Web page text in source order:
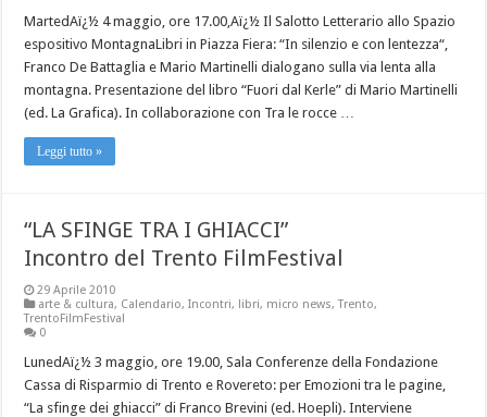
MartedAï¿½ 4 maggio, ore 17.00,Aï¿½ Il Salotto Letterario allo Spazio
espositivo MontagnaLibri in Piazza Fiera: “In silenzio e con lentezza“,
Franco De Battaglia e Mario Martinelli dialogano sulla via lenta alla
montagna. Presentazione del libro “Fuori dal Kerle” di Mario Martinelli
(ed. La Grafica). In collaborazione con Tra le rocce …
Leggi tutto »
“LA SFINGE TRA I GHIACCI”
Incontro del Trento FilmFestival
29 Aprile 2010
arte & cultura, Calendario,Incontri, libri, micro news,Trento,
TrentoFilmFestival
0
LunedAï¿½ 3 maggio, ore 19.00, Sala Conferenze della Fondazione
Cassa di Risparmio di Trento e Rovereto: per Emozioni tra le pagine,
“La sfinge dei ghiacci” di Franco Brevini (ed. Hoepli). Interviene